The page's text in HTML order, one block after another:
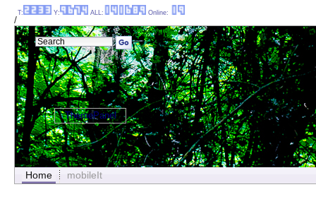
/
Home mobileIt
T: Y: ALL: Online:
ThemePanel